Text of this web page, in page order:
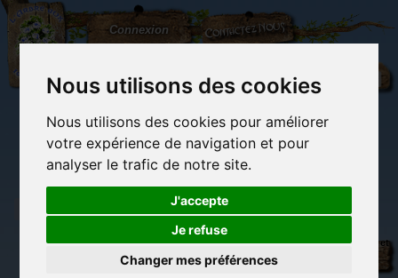
Nous utilisons des cookies
Nous utilisons des cookies pour améliorer
votre expérience de navigation et pour
analyser le trafic de notre site.
J'accepte
Je refuse
Changer mes préférences
L'Arbre
aux
100.000
Connexion Contactez-nous
(vide)
Librairie des
Carterie
originale
Activités
détente et jeux
Objets déco et